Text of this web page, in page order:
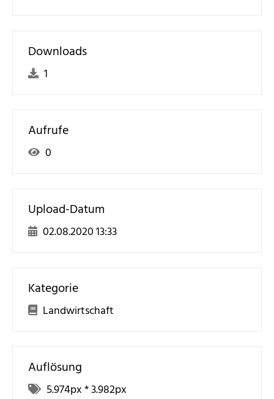
Downloads
1
Aufrufe
0
Upload-Datum
02.08.2020 13:33
Kategorie
Landwirtschaft
Auflösung
5.974px *3.982px